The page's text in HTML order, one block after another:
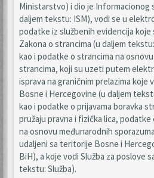
Ministarstvo) i dio je Informacionog
daljem tekstu: ISM), vodi se u
podatke iz službenih evidencija koje
Zakona o strancima (u daljem
kao i podatke o strancima na osnovu
strancima, koji su uzeti putem
isprava na graničnim prelazima koje
Bosne i Hercegovine (u daljem
kao i podatke o prijavama boravka
pružaju pravna i fizička lica,
na osnovu međunarodnih
udaljeni sa teritorije Bosne i
BiH), a koje vodi Služba za poslove
tekstu: Služba).